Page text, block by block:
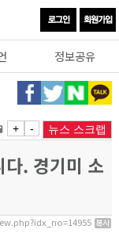
정보공유
+ - 뉴스 스크랩
다. 경기미 소